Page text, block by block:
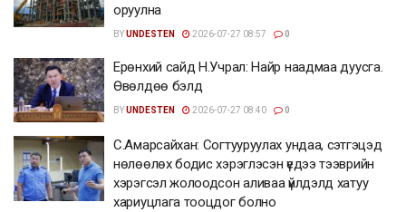
оруулна
BYUNDESTEN 2026-07-27 08:57 0
Ерөнхий сайд Н.Учрал: Найр наадмаа дуусга.
Өвөлдөө бэлд
BYUNDESTEN 2026-07-27 08:40 0
С.Амарсайхан: Согтууруулах ундаа, сэтгэцэд
нөлөөлөх бодис хэрэглэсэн үедээ тээврийн
хэрэгсэл жолоодсон аливаа үйлдэлд хатуу
хариуцлага тооцдог болно